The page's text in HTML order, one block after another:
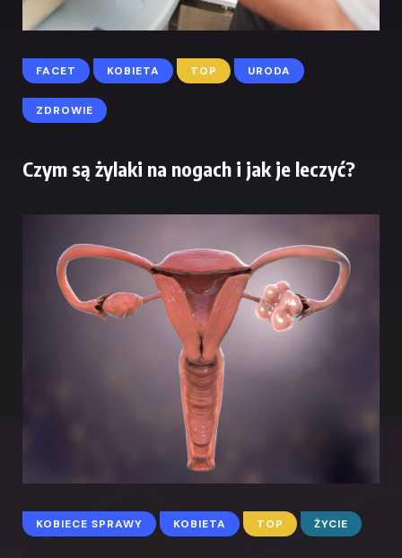
FACET KOBIETA TOP URODA
ZDROWIE
Czym są żylaki na nogach i jak je leczyć?
KOBIECE SPRAWY KOBIETA TOP ŻYCIE